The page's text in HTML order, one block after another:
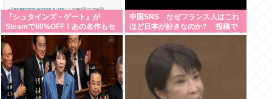
『シュタインズ・ゲート』が
Steamで80%OFF！あの名作もセ
ール中！ケンモメン…急げ…！
中国SNS なぜフランス人はこれ
ほど日本が好きなのか? 投稿で
は「中国人も日本が好き」「普通
の人は…」[8/6]